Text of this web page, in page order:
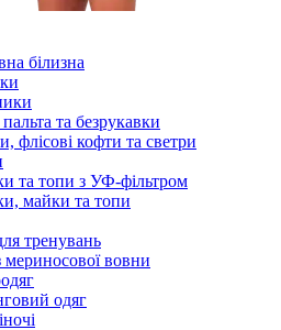
білизна
та безрукавки
флісові кофти та светри
та топи з УФ-фільтром
майки та топи
тренувань
вовни
одяг